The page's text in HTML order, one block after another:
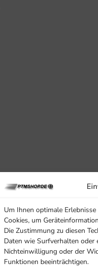
Um Ihnen optimale
Cookies, um
Die Zustimmung zu diesen
Daten wie Surfverhalten oder
Nichteinwilligung oder der
Funktionen beeinträchtigen.